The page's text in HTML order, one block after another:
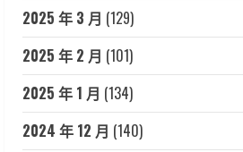
2025 年 3 月 (129)
2025 年 2 月 (101)
2025 年 1 月 (134)
2024 年 12 月 (140)